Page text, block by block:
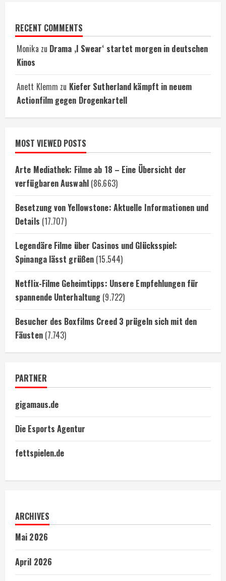
RECENT COMMENTS
Monika zu Drama ‚I Swear‘ startet morgen in deutschen
Kinos
Anett Klemm zu Kiefer Sutherland kämpft in neuem
Actionfilm gegen Drogenkartell
MOST VIEWED POSTS
Arte Mediathek: Filme ab 18 – Eine Übersicht der
verfügbaren Auswahl (86.663)
Besetzung von Yellowstone: Aktuelle Informationen und
Details (17.707)
Legendäre Filme über Casinos und Glücksspiel:
Spinanga lässt grüßen (15.544)
Netflix-Filme Geheimtipps: Unsere Empfehlungen für
spannende Unterhaltung (9.722)
Besucher des Boxfilms Creed 3 prügeln sich mit den
Fäusten (7.743)
PARTNER
gigamaus.de
Die Esports Agentur
fettspielen.de
ARCHIVES
Mai 2026
April 2026